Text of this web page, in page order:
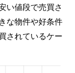
い値段で売買さ
な物件や好条件
されているケー